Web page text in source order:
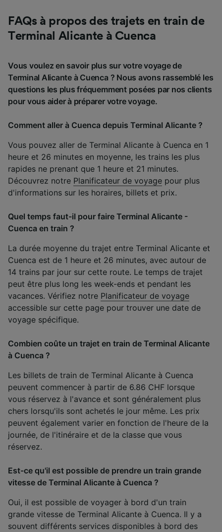
FAQs à propos des trajets en train de
Terminal Alicante à Cuenca
Vous voulez en savoir plus sur votre voyage de
Terminal Alicante à Cuenca ? Nous avons rassemblé les
questions les plus fréquemment posées par nos clients
pour vous aider à préparer votre voyage.
Comment aller à Cuenca depuis Terminal Alicante ?
Vous pouvez aller de Terminal Alicante à Cuenca en 1
heure et 26 minutes en moyenne, les trains les plus
rapides ne prenant que 1 heure et 21 minutes.
Découvrez notre Planificateur de voyage pour plus
d'informations sur les horaires, billets et prix.
Quel temps faut-il pour faire Terminal Alicante -
Cuenca en train ?
La durée moyenne du trajet entre Terminal Alicante et
Cuenca est de 1 heure et 26 minutes, avec autour de
14 trains par jour sur cette route. Le temps de trajet
peut être plus long les week-ends et pendant les
vacances. Vérifiez notre Planificateur de voyage
accessible sur cette page pour trouver une date de
voyage spécifique.
Combien coûte un trajet en train de Terminal Alicante
à Cuenca ?
Les billets de train de Terminal Alicante à Cuenca
peuvent commencer à partir de 6.86 CHF lorsque
vous réservez à l'avance et sont généralement plus
chers lorsqu'ils sont achetés le jour même. Les prix
peuvent également varier en fonction de l'heure de la
journée, de l'itinéraire et de la classe que vous
réservez.
Est-ce qu'il est possible de prendre un train grande
vitesse de Terminal Alicante à Cuenca ?
Oui, il est possible de voyager à bord d'un train
grande vitesse de Terminal Alicante à Cuenca. Il y a
souvent différents services disponibles à bord des